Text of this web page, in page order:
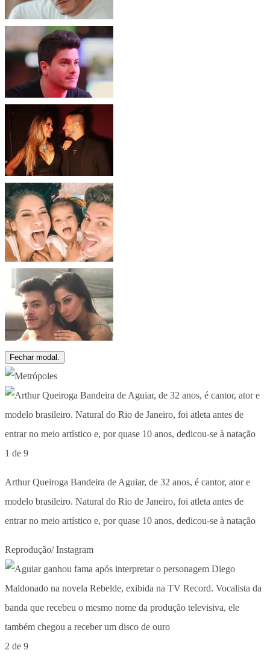
Fechar modal.
1 de 9
Arthur Queiroga Bandeira de Aguiar, de 32 anos, é cantor, ator e
modelo brasileiro. Natural do Rio de Janeiro, foi atleta antes de
entrar no meio artístico e, por quase 10 anos, dedicou-se à natação
Reprodução/ Instagram
2 de 9